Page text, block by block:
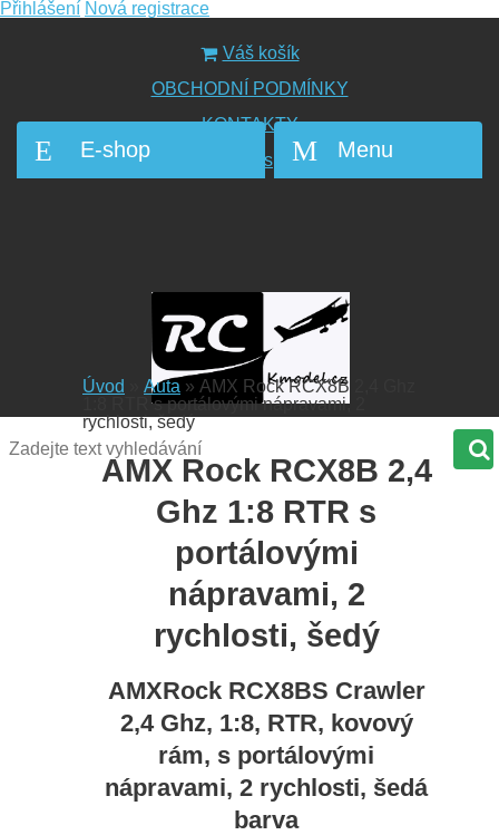
Přihlášení Nová registrace
Váš košík
OBCHODNÍ PODMÍNKY
KONTAKTY
O nás
E-shop Menu
Úvod Auta » AMX Rock RCX8B 2,4 Ghz
1:8 RTR s portálovými nápravami, 2
rychlosti, šedý
AMX Rock RCX8B 2,4
Ghz 1:8 RTR s
portálovými
nápravami, 2
rychlosti, šedý
AMXRock RCX8BS Crawler
2,4 Ghz, 1:8, RTR, kovový
rám, s portálovými
nápravami, 2 rychlosti, šedá
barva